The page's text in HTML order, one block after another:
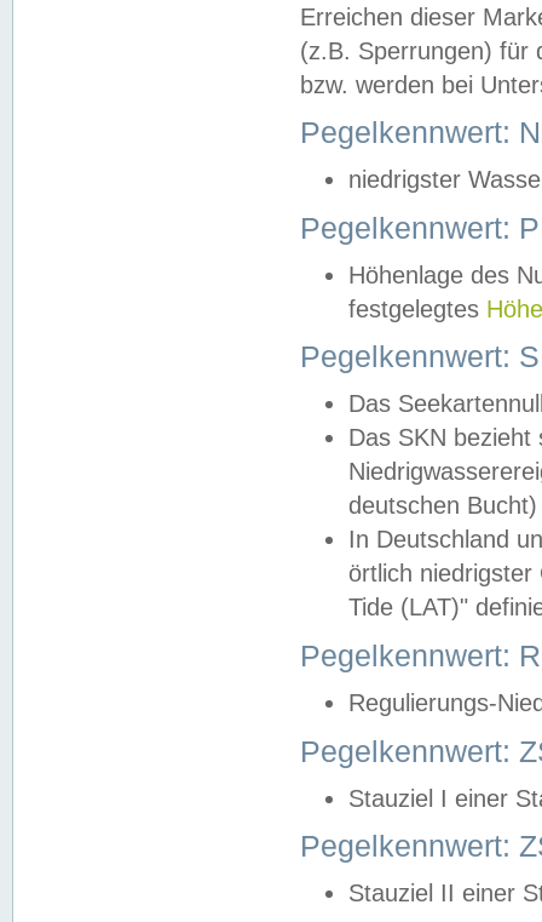
Erreichen dieser
(z.B. Sperrungen) für
bzw. werden bei
Pegelkennwert:
niedrigster
Pegelkennwert:
Höhenlage des
festgelegtes
Pegelkennwert:
Das
Das SKN
deutschen
In Deutschland
örtlich
Tide (LAT)"
Pegelkennwert:
Regulierungs-
Pegelkennwert:
Stauziel I einer
Pegelkennwert:
Stauziel II einer